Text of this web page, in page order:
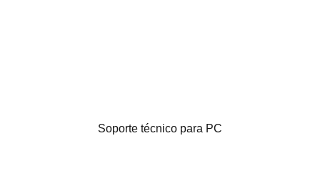
Soporte técnico para PC